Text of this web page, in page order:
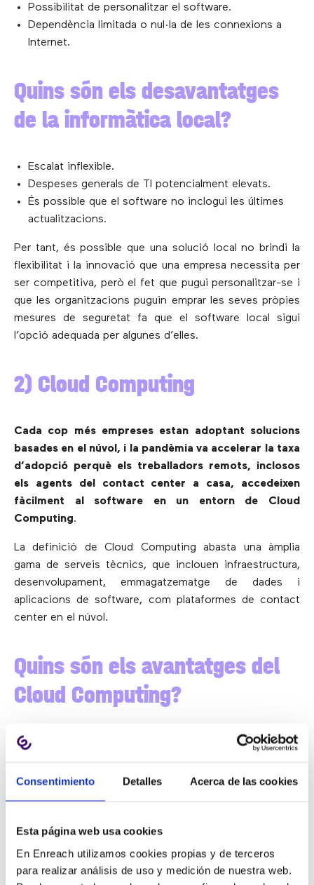
Consentimiento Detalles Acerca de las cookies
Esta página web usa cookies
En Enreach utilizamos cookies propias y de terceros
para realizar análisis de uso y medición de nuestra web.
Possibilitat de personalitzar el software.
Dependència limitada o nul·la de les connexions a
Internet.
Quins són els desavantatges
de la informàtica local?
Escalat inflexible.
Despeses generals de TI potencialment elevats.
És possible que el software no inclogui les últimes
actualitzacions.
Per tant, és possible que una solució local no brindi la
flexibilitat i la innovació que una empresa necessita per
ser competitiva, però el fet que pugui personalitzar-se i
que les organitzacions puguin emprar les seves pròpies
mesures de seguretat fa que el software local sigui
l’opció adequada per algunes d’elles.
2) Cloud Computing
Cada cop més empreses estan adoptant solucions
basades en el núvol, i la pandèmia va accelerar la taxa
d’adopció perquè els treballadors remots, inclosos
els agents del contact center a casa, accedeixen
fàcilment al software en un entorn de Cloud
Computing.
La definició de Cloud Computing abasta una àmplia
gama de serveis tècnics, que inclouen infraestructura,
desenvolupament, emmagatzematge de dades i
aplicacions de software, com plataformes de contact
center en el núvol.
Quins són els avantatges del
Cloud Computing?
Escalabilitat ràpida i senzilla.
Reducció de despeses generals de TI.
Comparació entre computació
local i en el núvol